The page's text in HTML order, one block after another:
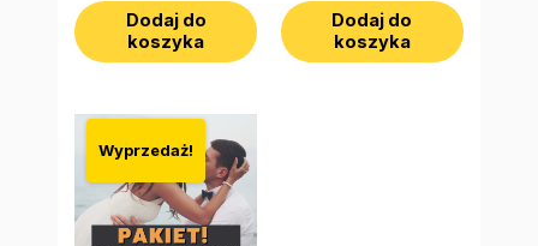
Dodaj do
koszyka
Dodaj do
koszyka
Wyprzedaż!
Pierwotna
cena
wynosiła:
690,00 zł.
wynosi: